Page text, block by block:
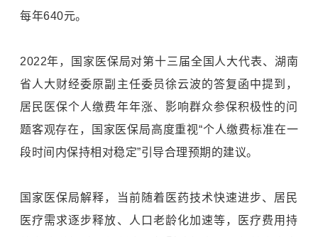
每年640元。
2022年，国家医保局对第十三届全国人大代表、湖南
省人大财经委原副主任委员徐云波的答复函中提到，
居民医保个人缴费年年涨、影响群众参保积极性的问
题客观存在，国家医保局高度重视“个人缴费标准在一
段时间内保持相对稳定”引导合理预期的建议。
国家医保局解释，当前随着医药技术快速进步、居民
医疗需求逐步释放、人口老龄化加速等，医疗费用持